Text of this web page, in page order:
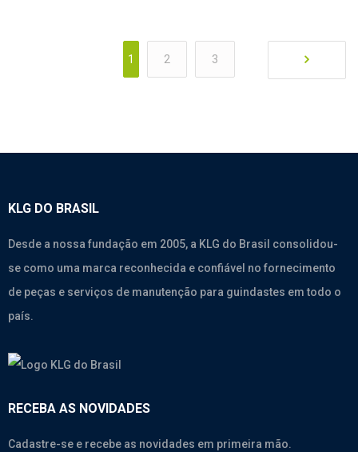
1 2 3
KLG DO BRASIL
Desde a nossa fundação em 2005, a KLG do Brasil consolidou-
se como uma marca reconhecida e confiável no fornecimento
de peças e serviços de manutenção para guindastes em todo o
país.
RECEBA AS NOVIDADES
Cadastre-se e recebe as novidades em primeira mão.